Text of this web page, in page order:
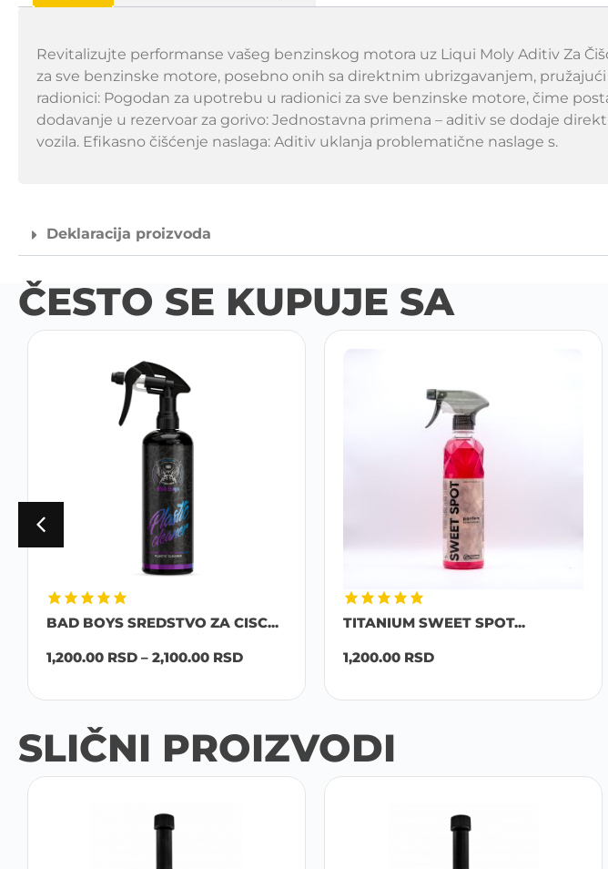
Revitalizujte performanse vašeg benzinskog motora uz Liqui Moly Aditiv Za
za sve benzinske motore, posebno onih sa direktnim ubrizgavanjem,
radionici: Pogodan za upotrebu u radionici za sve benzinske motore, čime
dodavanje u rezervoar za gorivo: Jednostavna primena – aditiv se dodaje
vozila. Efikasno čišćenje naslaga: Aditiv uklanja problematične naslage s.
Deklaracija proizvoda
ČESTO SE KUPUJE SA
BAD BOYS SREDSTVO ZA CISC...
1,200.00 RSD – 2,100.00 RSD
TITANIUM SWEET SPOT...
1,200.00 RSD
SLIČNI PROIZVODI